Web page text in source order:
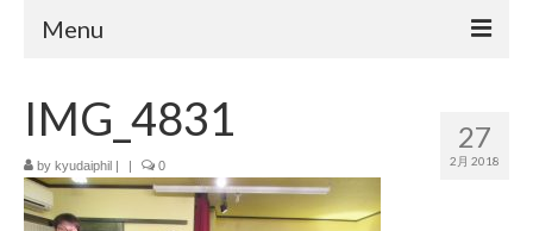
Menu
演奏会情報
卒業記念演奏会2027
27
2月 2018
IMG_4831
by kyudaiphil 0